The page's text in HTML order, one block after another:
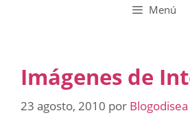
Menú
Imágenes de
23 agosto, 2010 por Blogodisea